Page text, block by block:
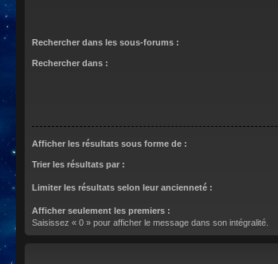
Rechercher dans les sous-forums :
Rechercher dans :
Afficher les résultats sous forme de :
Trier les résultats par :
Limiter les résultats selon leur ancienneté :
Afficher seulement les premiers :
Saisissez « 0 » pour afficher le message dans son intégralité.